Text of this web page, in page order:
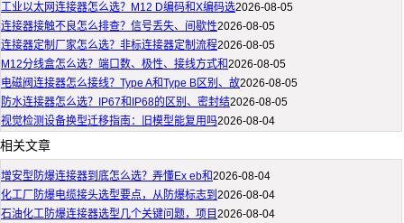
工业以太网连接器怎么选？M12 D编码和X编码选2026-08-05
连接器接触不良怎么排查？信号丢失、间歇性2026-08-05
连接器定制厂家怎么选？非标连接器定制流程2026-08-05
M12分线盒怎么选？端口数、极性、接线方式和2026-08-05
电磁阀连接器怎么接线？Type A和Type B区别、故2026-08-05
防水连接器怎么选？IP67和IP68的区别、密封结2026-08-05
视觉检测设备换型迁移指南：旧模型能复用吗2026-08-04
相关文章
增安型防爆连接器到底怎么选？弄懂Ex eb和2026-08-04
化工厂防爆电缆接头选型要点，从防爆标志到 2026-08-04
石油化工防爆连接器选型几个关键问题，项目 2026-08-04